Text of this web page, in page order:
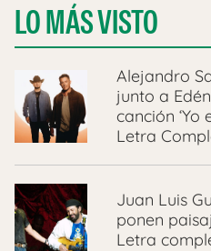
LO MÁS VISTO
Alejandro
junto a
canción ‘Yo
Letra
Juan Luis
ponen
Letra